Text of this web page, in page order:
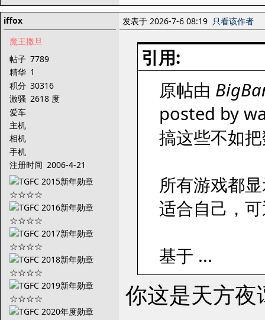
iffox
魔王撒旦
帖子 7789
精华 1
积分 30316
激骚 2618 度
爱车
主机
相机
手机
注册时间 2006-4-21
发表于 2026-7-6 08:19 只看该作者
引用:
原帖由
posted by
搞这些不如
所有游戏都
适合自己，
基于 ...
你这是天方夜